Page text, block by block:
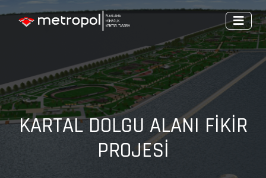
KARTAL DOLGU ALANI FİKİR
PROJESİ